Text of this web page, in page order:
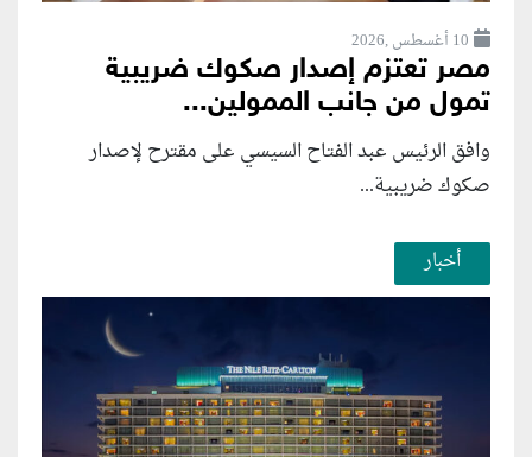
10 أغسطس ,2026
مصر تعتزم إصدار صكوك ضريبية
تمول من جانب الممولين...
وافق الرئيس عبد الفتاح السيسي على مقترح لإصدار
صكوك ضريبية...
أخبار